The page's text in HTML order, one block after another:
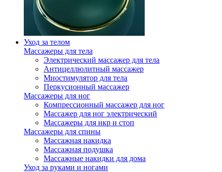
Уход за телом
Массажеры для тела
Электрический массажер для тела
Антицеллюлитный массажер
Миостимулятор для тела
Перкусионный массажер
Массажеры для ног
Компрессионный массажер для ног
Массажер для ног электрический
Массажеры для икр и стоп
Массажеры для спины
Массажная накидка
Массажная подушка
Массажные накидки для дома
Уход за руками и ногами